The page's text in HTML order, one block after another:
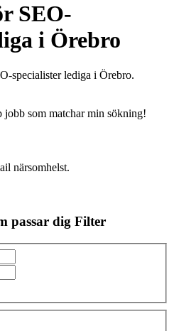
SEO-
i Örebro
specialister lediga i Örebro.
jobb som matchar min sökning!
närsomhelst.
passar dig Filter